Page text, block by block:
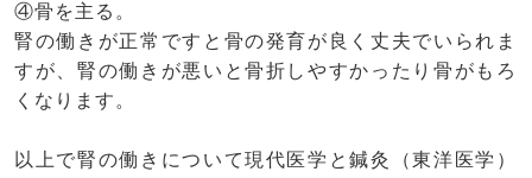
④骨を主る。
腎の働きが正常ですと骨の発育が良く丈夫でいられま
すが、腎の働きが悪いと骨折しやすかったり骨がもろ
くなります。
以上で腎の働きについて現代医学と鍼灸（東洋医学）